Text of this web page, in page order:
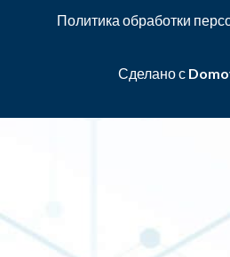
Политика обработки
Сделано с